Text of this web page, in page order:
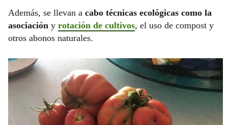
Además, se llevan a cabo técnicas ecológicas como la
asociación y rotación de cultivos, el uso de compost y
otros abonos naturales.